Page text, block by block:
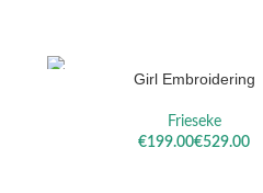
OPTIES SELECTERENGirl Embroidering
Frieseke
€
€